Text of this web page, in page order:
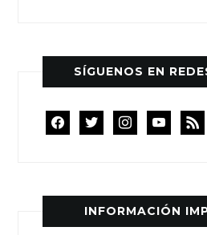
SÍGUENOS EN
facebooktwitterinstagramyoutube
rss
INFORMACIÓN